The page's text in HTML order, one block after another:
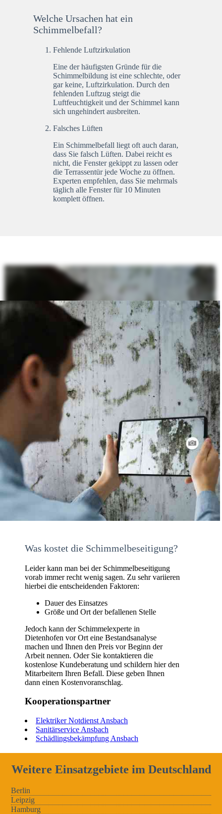
Welche Ursachen hat ein
Schimmelbefall?
Fehlende Luftzirkulation
Eine der häufigsten Gründe für die
Schimmelbildung ist eine schlechte, oder
gar keine, Luftzirkulation. Durch den
fehlenden Luftzug steigt die
Luftfeuchtigkeit und der Schimmel kann
sich ungehindert ausbreiten.
Falsches Lüften
Ein Schimmelbefall liegt oft auch daran,
dass Sie falsch Lüften. Dabei reicht es
nicht, die Fenster gekippt zu lassen oder
die Terrassentür jede Woche zu öffnen.
Experten empfehlen, dass Sie mehrmals
täglich alle Fenster für 10 Minuten
komplett öffnen.
Was kostet die Schimmelbeseitigung?
Leider kann man bei der Schimmelbeseitigung
vorab immer recht wenig sagen. Zu sehr variieren
hierbei die entscheidenden Faktoren:
Dauer des Einsatzes
Größe und Ort der befallenen Stelle
Jedoch kann der Schimmelexperte in
Dietenhofen vor Ort eine Bestandsanalyse
machen und Ihnen den Preis vor Beginn der
Arbeit nennen. Oder Sie kontaktieren die
kostenlose Kundeberatung und schildern hier den
Mitarbeitern Ihren Befall. Diese geben Ihnen
dann einen Kostenvoranschlag.
Kooperationspartner
Elektriker Notdienst Ansbach
Sanitärservice Ansbach
Schädlingsbekämpfung Ansbach
Weitere Einsatzgebiete im Deutschland
Berlin
Leipzig
Hamburg